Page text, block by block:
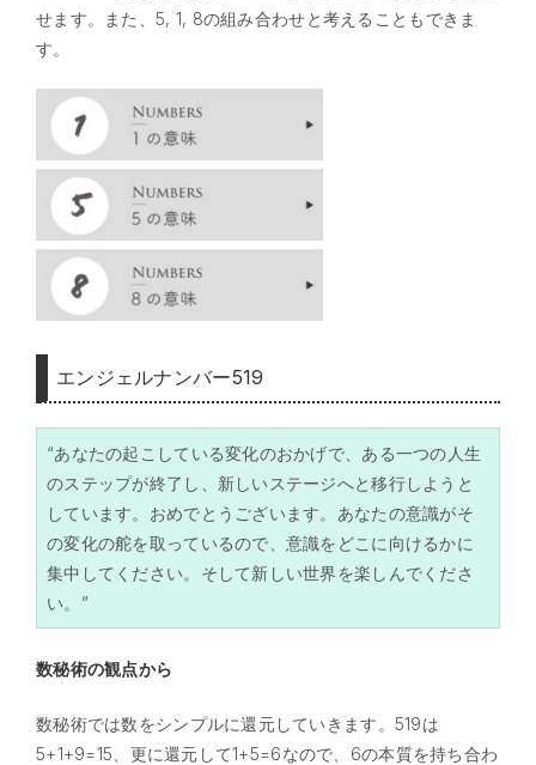
せます。また、5, 1, 8の組み合わせと考えることもできま
す。
エンジェルナンバー519
“あなたの起こしている変化のおかげで、ある一つの人生
のステップが終了し、新しいステージへと移行しようと
しています。おめでとうございます。あなたの意識がそ
の変化の舵を取っているので、意識をどこに向けるかに
集中してください。そして新しい世界を楽しんでくださ
い。”
数秘術の観点から
数秘術では数をシンプルに還元していきます。519は
5+1+9=15、更に還元して1+5=6なので、6の本質を持ち合わ